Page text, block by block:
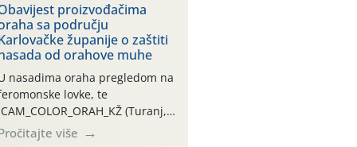
o početku leta i
potrebi usmjerenog
orahove muhe
completa)! Već
dana traje drugi
“toplinski udar”, koji
naročito izražen zadnja šest
(31.7.-05.8.), jer najviše
zraka svakodnevno
proizvođačima
sa području
županije o zaštiti
od orahove muhe
nasadima oraha pregledom na
lovke, te
CAM_COLOR_ORAH_KŽ (Turanj,
zabilježena je mala
više